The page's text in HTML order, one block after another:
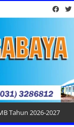
Tahun 2026-2027